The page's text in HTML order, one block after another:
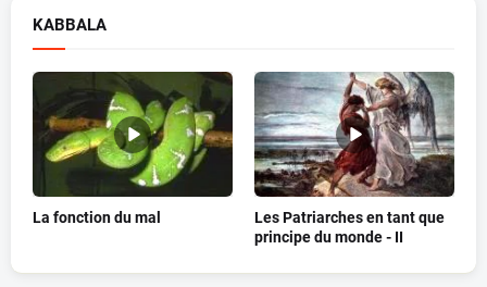
KABBALA
La fonction du mal
Les Patriarches en tant que
principe du monde - II